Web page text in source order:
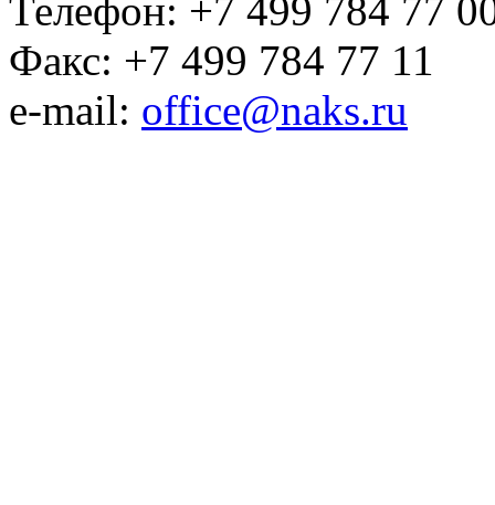
Телефон: +7 499 784 77
Факс: +7 499 784 77 11
e-mail: office@naks.ru